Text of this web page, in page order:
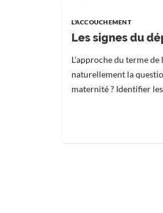
L'ACCOUCHEMENT
Les signes du
L'approche du terme de
naturellement la
maternité ? Identifier